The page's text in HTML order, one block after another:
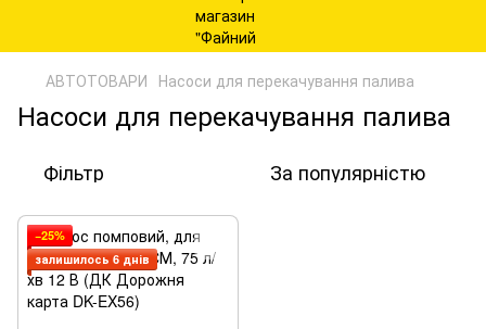
АВТОТОВАРИ Насоси для перекачування палива
Насоси для перекачування палива
Фільтр За популярністю
−25%
залишилось 6 днів